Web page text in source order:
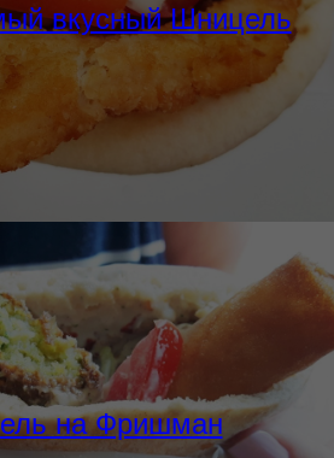
вкусный Шницель
на Фришман